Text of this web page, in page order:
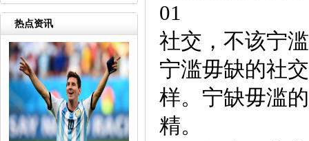
热点资讯
01
社交，不该宁
宁滥毋缺的社
样。宁缺毋滥
精。